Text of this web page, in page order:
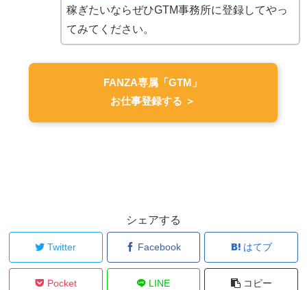
稼ぎたいならぜひGTM事務所に登録してやっ
てみてください。
FANZA専属「GTM」
お仕事登録する ＞
シェアする
Twitter Facebook はてブ
Pocket LINE コピー